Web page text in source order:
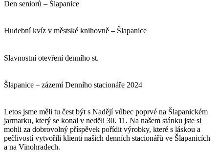
Den seniorů – Šlapanice
Hudební kvíz v městské knihovně – Šlapanice
Slavnostní otevření denního st.
Šlapanice – zázemí Denního stacionáře 2024
Letos jsme měli tu čest být s Nadějí vůbec poprvé na Šlapanickém
jarmarku, který se konal v neděli 30. 11. Na našem stánku jste si
mohli za dobrovolný příspěvek pořídit výrobky, které s láskou a
pečlivostí vytvořili klienti našich denních stacionářů ve Šlapanicích
a na Vinohradech.